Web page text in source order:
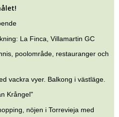
La Finca, Villamartin GC
poolområde, restauranger och
vackra vyer. Balkong i västläge.
Krångel"
nöjen i Torrevieja med